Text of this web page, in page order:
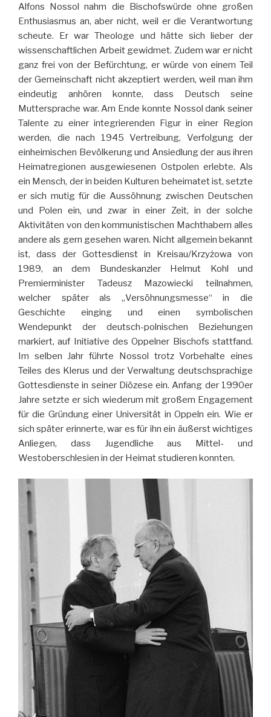
Alfons Nossol nahm die Bischofswürde ohne großen
Enthusiasmus an, aber nicht, weil er die Verantwortung
scheute. Er war Theologe und hätte sich lieber der
wissenschaftlichen Arbeit gewidmet. Zudem war er nicht
ganz frei von der Befürchtung, er würde von einem Teil
der Gemeinschaft nicht akzeptiert werden, weil man ihm
eindeutig anhören konnte, dass Deutsch seine
Muttersprache war. Am Ende konnte Nossol dank seiner
Talente zu einer integrierenden Figur in einer Region
werden, die nach 1945 Vertreibung, Verfolgung der
einheimischen Bevölkerung und Ansiedlung der aus ihren
Heimatregionen ausgewiesenen Ostpolen erlebte. Als
ein Mensch, der in beiden Kulturen beheimatet ist, setzte
er sich mutig für die Aussöhnung zwischen Deutschen
und Polen ein, und zwar in einer Zeit, in der solche
Aktivitäten von den kommunistischen Machthabern alles
andere als gern gesehen waren. Nicht allgemein bekannt
ist, dass der Gottesdienst in Kreisau/Krzyżowa von
1989, an dem Bundeskanzler Helmut Kohl und
Premierminister Tadeusz Mazowiecki teilnahmen,
welcher später als „Versöhnungsmesse“ in die
Geschichte einging und einen symbolischen
Wendepunkt der deutsch-polnischen Beziehungen
markiert, auf Initiative des Oppelner Bischofs stattfand.
Im selben Jahr führte Nossol trotz Vorbehalte eines
Teiles des Klerus und der Verwaltung deutschsprachige
Gottesdienste in seiner Diözese ein. Anfang der 1990er
Jahre setzte er sich wiederum mit großem Engagement
für die Gründung einer Universität in Oppeln ein. Wie er
sich später erinnerte, war es für ihn ein äußerst wichtiges
Anliegen, dass Jugendliche aus Mittel- und
Westoberschlesien in der Heimat studieren konnten.